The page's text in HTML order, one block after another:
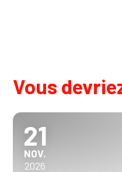
Vous
21
NOVEMBRE
NOV.
2026